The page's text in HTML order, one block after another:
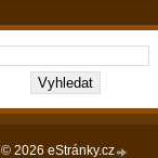
© 2026 eStránky.cz